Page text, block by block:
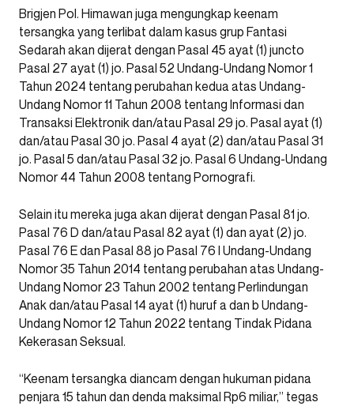
Brigjen Pol. Himawan juga mengungkap keenam
tersangka yang terlibat dalam kasus grup Fantasi
Sedarah akan dijerat dengan Pasal 45 ayat (1) juncto
Pasal 27 ayat (1) jo. Pasal 52 Undang-Undang Nomor 1
Tahun 2024 tentang perubahan kedua atas Undang-
Undang Nomor 11 Tahun 2008 tentang Informasi dan
Transaksi Elektronik dan/atau Pasal 29 jo. Pasal ayat (1)
dan/atau Pasal 30 jo. Pasal 4 ayat (2) dan/atau Pasal 31
jo. Pasal 5 dan/atau Pasal 32 jo. Pasal 6 Undang-Undang
Nomor 44 Tahun 2008 tentang Pornografi.
Selain itu mereka juga akan dijerat dengan Pasal 81 jo.
Pasal 76 D dan/atau Pasal 82 ayat (1) dan ayat (2) jo.
Pasal 76 E dan Pasal 88 jo Pasal 76 I Undang-Undang
Nomor 35 Tahun 2014 tentang perubahan atas Undang-
Undang Nomor 23 Tahun 2002 tentang Perlindungan
Anak dan/atau Pasal 14 ayat (1) huruf a dan b Undang-
Undang Nomor 12 Tahun 2022 tentang Tindak Pidana
Kekerasan Seksual.
“Keenam tersangka diancam dengan hukuman pidana
penjara 15 tahun dan denda maksimal Rp6 miliar,” tegas